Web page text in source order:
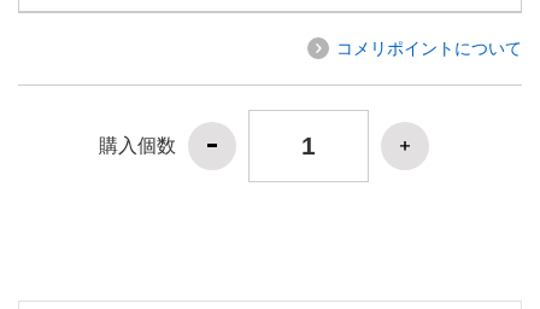
コメリポイントについて
購入個数